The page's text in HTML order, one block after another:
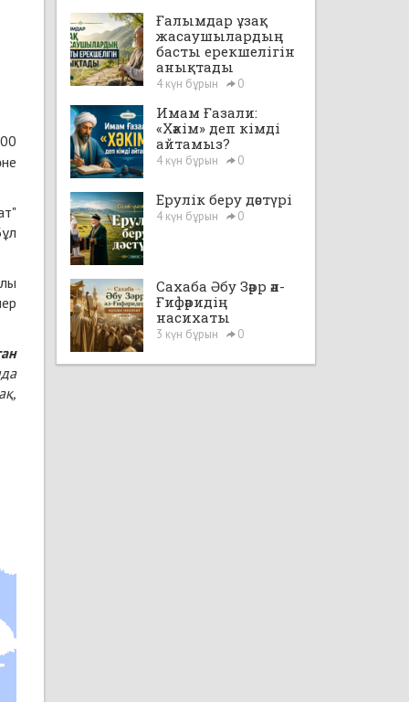
Ғалымдар ұзақ
жасаушылардың
басты ерекшелігін
анықтады
4 күн бұрын 0
Имам Ғазали:
«Хәкім» деп кімді
айтамыз?
4 күн бұрын 0
Ерулік беру дәстүрі
4 күн бұрын 0
Сахаба Әбу Зәрр әл-
Ғифәридің
насихаты
3 күн бұрын 0